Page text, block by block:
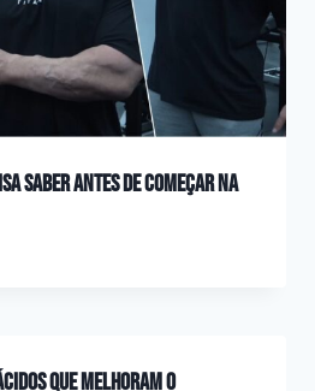
saber antes de começar na
que melhoram o